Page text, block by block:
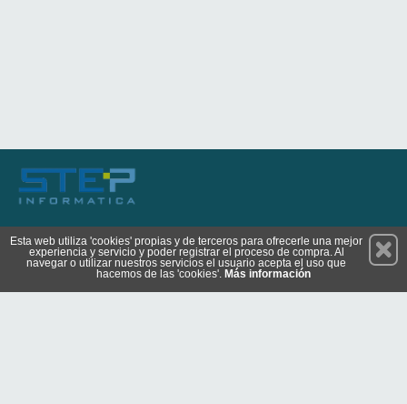
Suscríbete
Esta web utiliza 'cookies' propias y de terceros para ofrecerle una mejor
experiencia y servicio y poder registrar el proceso de compra. Al
navegar o utilizar nuestros servicios el usuario acepta el uso que
hacemos de las 'cookies'. Más información